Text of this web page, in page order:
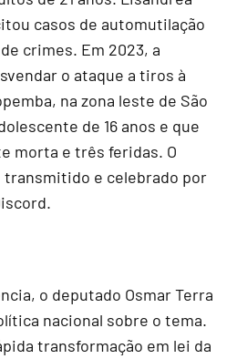
casos de automutilação
crimes. Em 2023, a
o ataque a tiros à
na zona leste de São
de 16 anos e que
morta e três feridas. O
e celebrado por
o deputado Osmar Terra
nacional sobre o tema.
transformação em lei da